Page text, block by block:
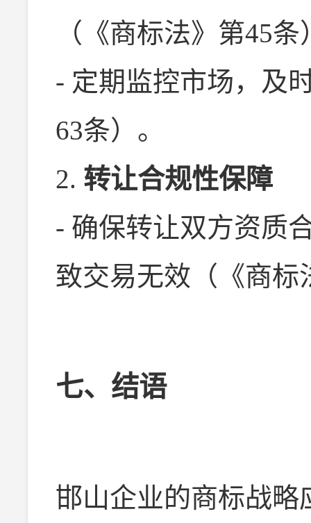
（《商标法》第45条
- 定期监控市场，及
63条）。
2. 转让合规性保障
- 确保转让双方资质
致交易无效（《商标
七、结语
邯山企业的商标战略